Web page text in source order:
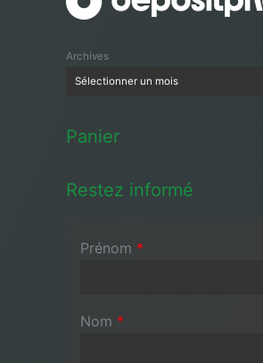
Archives
Panier
Restez informé
Prénom *
Nom *